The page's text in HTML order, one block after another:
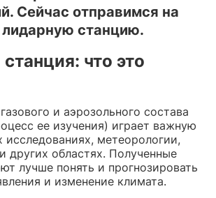
Сейчас отправимся на
станцию.
что это
и аэрозольного состава
ее изучения) играет важную
исследованиях, метеорологии,
других областях. Полученные
лучше понять и прогнозировать
и изменение климата.